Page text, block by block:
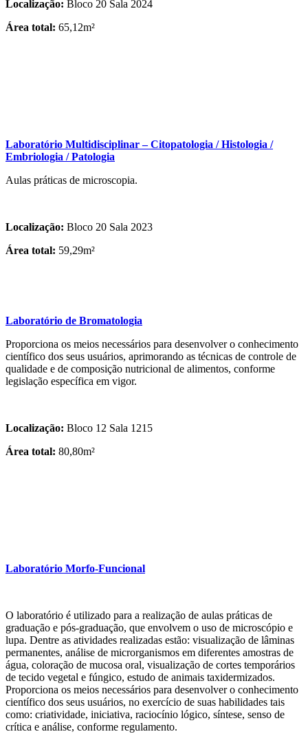
Localização: Bloco 20 Sala 2024
Área total: 65,12m²
Laboratório Multidisciplinar – Citopatologia / Histologia /
Embriologia / Patologia
Aulas práticas de microscopia.
Localização: Bloco 20 Sala 2023
Área total: 59,29m²
Laboratório de Bromatologia
Proporciona os meios necessários para desenvolver o conhecimento
científico dos seus usuários, aprimorando as técnicas de controle de
qualidade e de composição nutricional de alimentos, conforme
legislação específica em vigor.
Localização: Bloco 12 Sala 1215
Área total: 80,80m²
Laboratório Morfo-Funcional
O laboratório é utilizado para a realização de aulas práticas de
graduação e pós-graduação, que envolvem o uso de microscópio e
lupa. Dentre as atividades realizadas estão: visualização de lâminas
permanentes, análise de microrganismos em diferentes amostras de
água, coloração de mucosa oral, visualização de cortes temporários
de tecido vegetal e fúngico, estudo de animais taxidermizados.
Proporciona os meios necessários para desenvolver o conhecimento
científico dos seus usuários, no exercício de suas habilidades tais
como: criatividade, iniciativa, raciocínio lógico, síntese, senso de
crítica e análise, conforme regulamento.